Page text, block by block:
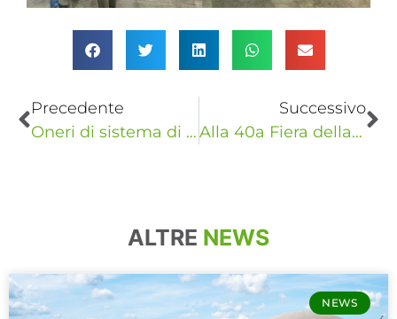
Precedente
Oneri di sistema di nuovo in vigore per i contatori di potenza disponibile superiore a 16,5 kW
Successivo
Alla 40a Fiera della Meccanizzazione Agricola di Savigliano si parla di risparmio energetico
ALTRE NEWS
NEWS